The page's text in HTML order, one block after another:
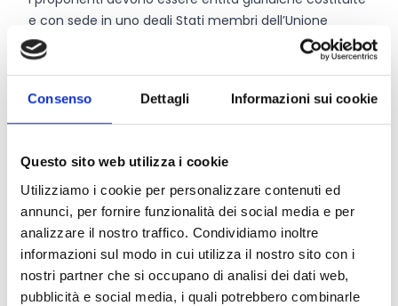
Consenso Dettagli Informazioni sui cookie
Questo sito web utilizza i cookie
Utilizziamo i cookie per personalizzare contenuti ed
annunci, per fornire funzionalità dei social media e per
analizzare il nostro traffico. Condividiamo inoltre
informazioni sul modo in cui utilizza il nostro sito con i
nostri partner che si occupano di analisi dei dati web,
pubblicità e social media, i quali potrebbero combinarle
e con sede in uno degli Stati membri dell’Unione
Europea oppure in un Paese associato a Horizon
Europe (Cfr. par. 4.2.2 del bando).
ammissibili
solo se costituite da almeno un anno
prima della presentazione della domanda.
Entità del contributo
Dotazione finanziaria complessiva:2.400.000 Euro
Il programma selezionerà per il finanziamento 8
candidature pilota esterne, fornendo un contributo
massimo di300.000 Euro, da versare sotto forma di